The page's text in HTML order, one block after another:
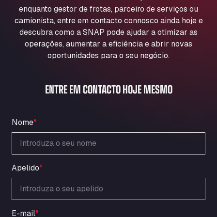
Aqua Ariva GmbH
Marie-Curie-Straße 24, 68219
Aral Autohof Bockel
An der Autobahn 1, 27404
ARAL Autohof Bockenem
ARAL Autohof Merklingen
Nellinger Str. 24, 89188
Schellweilerstraße 1, 66871
ARAL Tankstelle - XXL Truckwash.de
GmbH
Ardleigh South Services
a120 westbound, CO77SL
Area 47 Hermanos Rico
Autovia A4 km 47, 28300
enquanto gestor de frotas, parceiro de serviços ou
camionista, entre em contacto connosco ainda hoje e
descubra como a SNAP pode ajudar a otimizar as
operações, aumentar a eficiência e abrir novas
oportunidades para o seu negócio.
ENTRE EM CONTACTO HOJE MESMO
Nome*
Apelido*
E-mail*